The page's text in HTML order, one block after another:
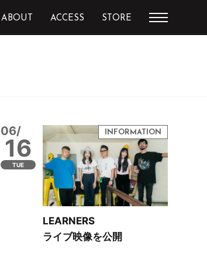
ABOUT ACCESS STORE
06/
16
TUE
LEARNERS
ライブ映像を公開